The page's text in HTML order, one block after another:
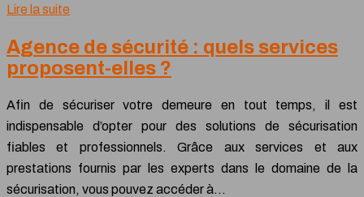
Lire la suite
Agence de sécurité : quels services
proposent-elles ?
Afin de sécuriser votre demeure en tout temps, il est
indispensable d’opter pour des solutions de sécurisation
fiables et professionnels. Grâce aux services et aux
prestations fournis par les experts dans le domaine de la
sécurisation, vous pouvez accéder à…